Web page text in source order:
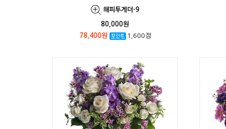
해피투게더-9
80,000원
78,400원
1,600점